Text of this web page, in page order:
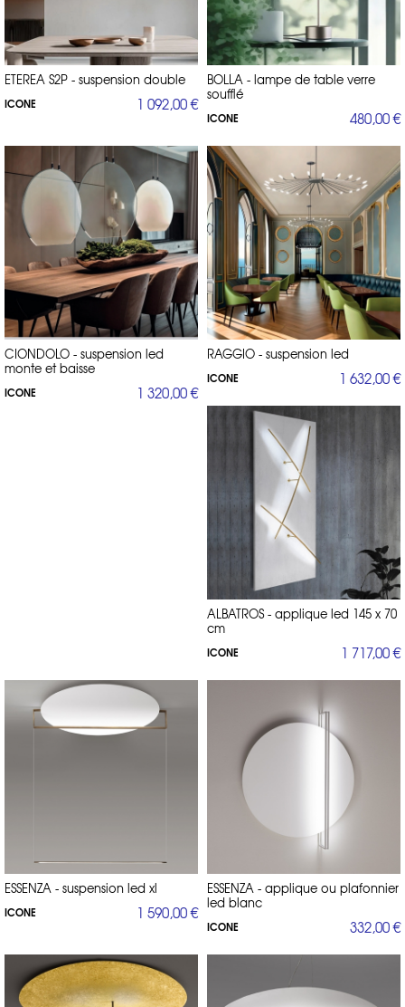
ETEREA S2P - suspension double
ICONE 1 092,00 €
BOLLA - lampe de table verre
soufflé
ICONE 480,00 €
CIONDOLO - suspension led
monte et baisse
ICONE 1 320,00 €
RAGGIO - suspension led
ICONE 1 632,00 €
ALBATROS - applique led 145 x 70
cm
ICONE 1 717,00 €
ESSENZA - suspension led xl
ICONE 1 590,00 €
ESSENZA - applique ou plafonnier
led blanc
ICONE 332,00 €